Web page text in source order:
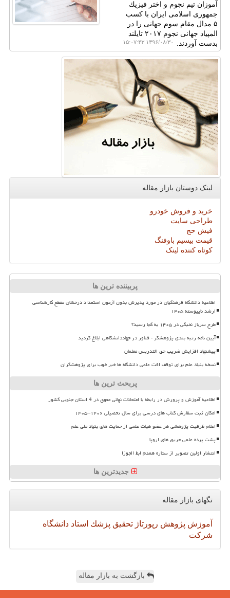
آموزان تیم نجوم و اختر فیزیك
جمهوری اسلامی ایران با كسب
۵ مدال مقام سوم جهانی را در
المپیاد جهانی نجوم ۲۰۱۷ تایلند
بدست آوردند.
۱۳۹۶/۰۸/۳۰ ۱۵:۰۷:۴۳
لینک دوستان بازار مقاله
خرید و فروش خودرو
طراحی سایت
فیش حج
قیمت بیسیم باوفنگ
کوتاه کننده لینک
پربیننده ترین ها
اطلاعیه دانشگاه فرهنگیان در مورد پذیرش بدون آزمون استعداد درخشان مقطع کارشناسی
ارشد ناپیوسته ۱۴۰۵
طرح سرباز نخبگی در ۱۴۰۵ به کجا رسید؟
آیین نامه رتبه بندی پژوهشگر - فناور در جهاددانشگاهی ابلاغ گردید
پیشنهاد افزایش ضریب حق التدریس معلمان
نسخه بنیاد علم برای توقف افت علمی دانشگاه ها خبر خوب برای پژوهشگران
پربحث ترین ها
اطلاعیه آموزش و پرورش در رابطه با امتحانات نهائی معوق در 4 استان جنوبی کشور
امکان ثبت سفارش کتاب های درسی برای سال تحصیلی ۱۴۰۶–۱۴۰۵
اعلام ظرفیت پژوهشی هر عضو هیات علمی از حمایت های بنیاد ملی علم
پشت پرده علمی حریق های اروپا
انتشار اولین تصویر از ستاره همدم ابط الجوزا
جدیدترین ها
تگهای بازار مقاله
آموزش پژوهش رپورتاژ تحقیق پزشك استاد دانشگاه
شركت
بازگشت به بازار مقاله